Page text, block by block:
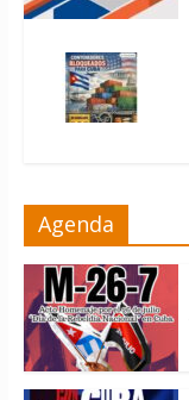
Agenda